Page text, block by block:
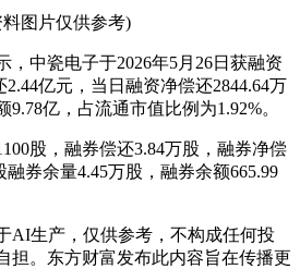
料图片仅供参考)
，中瓷电子于2026年5月26日获融资
亿元，当日融资净偿还2844.64万
亿，占流通市值比例为1.92%。
股，融券偿还3.84万股，融券净偿
券余量4.45万股，融券余额665.99
AI生产，仅供参考，不构成任何投
担。东方财富发布此内容旨在传播更